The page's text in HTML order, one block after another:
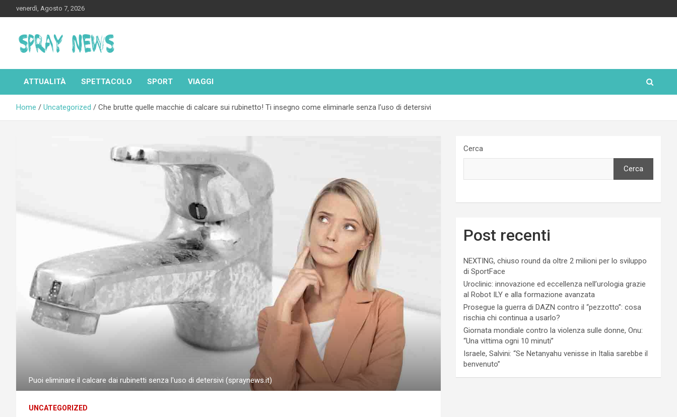
to
venerdì, Agosto 7, 2026
Spraynews.it
ATTUALITÀ SPETTACOLO SPORT VIAGGI
Home Uncategorized Che brutte quelle macchie di calcare sui rubinetto! Ti insegno come eliminarle senza l’uso di detersivi
Puoi eliminare il calcare dai rubinetti senza l'uso di detersivi (spraynews.it)
UNCATEGORIZED
Cerca
Cerca
Post recenti
NEXTING, chiuso round da oltre 2 milioni per lo sviluppo
di SportFace
Uroclinic: innovazione ed eccellenza nell’urologia grazie
al Robot ILY e alla formazione avanzata
Prosegue la guerra di DAZN contro il “pezzotto”: cosa
rischia chi continua a usarlo?
Giornata mondiale contro la violenza sulle donne, Onu:
“Una vittima ogni 10 minuti”
Israele, Salvini: “Se Netanyahu venisse in Italia sarebbe il
benvenuto”